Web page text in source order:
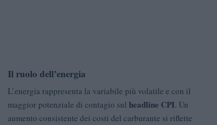
Il ruolo dell’energia
L’energia rappresenta la variabile più volatile e con il
maggior potenziale di contagio sul headline CPI. Un
aumento consistente dei costi del carburante si riflette